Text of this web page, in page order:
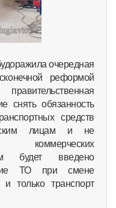
очередная
реформой
снять обязанность
средств
лицам и не
коммерческих
будет введено
ТО при смене
и только транспорт